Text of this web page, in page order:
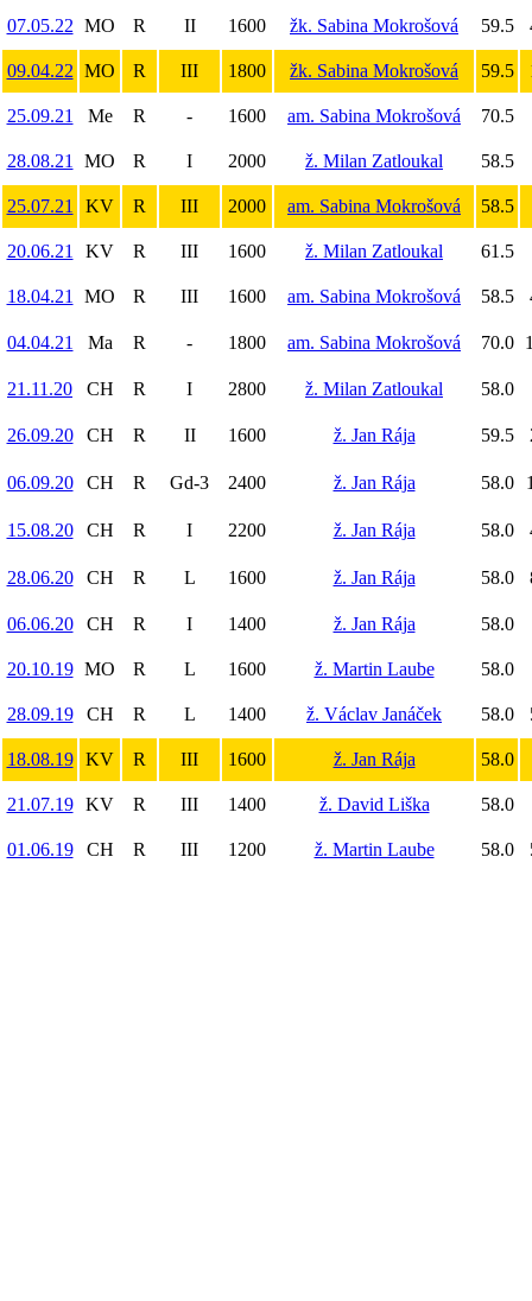
07.05.22 MO R II 1600 žk. Sabina Mokrošová 59.5
09.04.22 MO R III 1800 žk. Sabina Mokrošová 59.5
25.09.21 Me R - 1600 am. Sabina Mokrošová 70.5
28.08.21 MO R I 2000 ž. Milan Zatloukal 58.5
25.07.21 KV R III 2000 am. Sabina Mokrošová 58.5
20.06.21 KV R III 1600 ž. Milan Zatloukal 61.5
18.04.21 MO R III 1600 am. Sabina Mokrošová 58.5
04.04.21 Ma R - 1800 am. Sabina Mokrošová 70.0
21.11.20 CH R I 2800 ž. Milan Zatloukal 58.0
26.09.20 CH R II 1600 ž. Jan Rája 59.5
06.09.20 CH R Gd-3 2400 ž. Jan Rája 58.0
15.08.20 CH R I 2200 ž. Jan Rája 58.0
28.06.20 CH R L 1600 ž. Jan Rája 58.0
06.06.20 CH R I 1400 ž. Jan Rája 58.0
20.10.19 MO R L 1600 ž. Martin Laube 58.0
28.09.19 CH R L 1400 ž. Václav Janáček 58.0
18.08.19 KV R III 1600 ž. Jan Rája 58.0
21.07.19 KV R III 1400 ž. David Liška 58.0
01.06.19 CH R III 1200 ž. Martin Laube 58.0